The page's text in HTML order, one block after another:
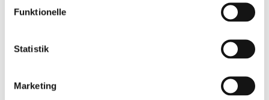
Funktionelle
Statistik
Marketing
Alle registrerede artikler fordelt på udgivelser
...